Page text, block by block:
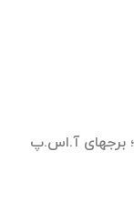
؛ برجهای آ.اس.پ